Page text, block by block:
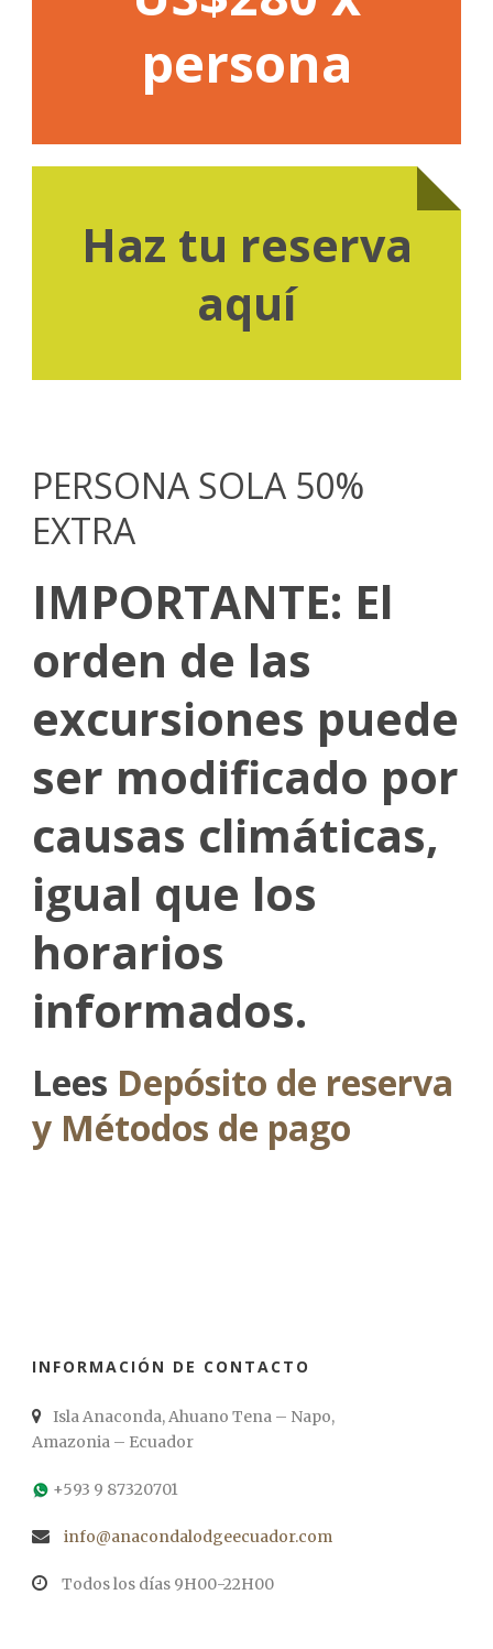
persona
Haz tu reserva
aquí
PERSONA SOLA 50%
EXTRA
IMPORTANTE: El
orden de las
excursiones puede
ser modificado por
causas climáticas,
igual que los
horarios
informados.
Lees Depósito de reserva
y Métodos de pago
INFORMACIÓN DE CONTACTO
Isla Anaconda, Ahuano Tena – Napo,
Amazonia – Ecuador
+593 9 87320701
info@anacondalodgeecuador.com
Todos los días 9H00-22H00